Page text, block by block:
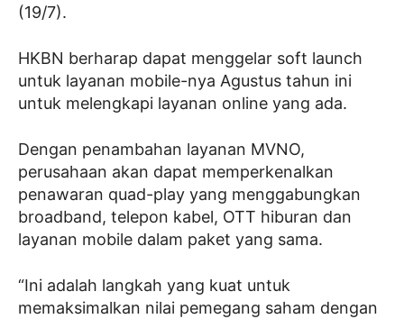
(19/7).
HKBN berharap dapat menggelar soft launch
untuk layanan mobile-nya Agustus tahun ini
untuk melengkapi layanan online yang ada.
Dengan penambahan layanan MVNO,
perusahaan akan dapat memperkenalkan
penawaran quad-play yang menggabungkan
broadband, telepon kabel, OTT hiburan dan
layanan mobile dalam paket yang sama.
“Ini adalah langkah yang kuat untuk
memaksimalkan nilai pemegang saham dengan